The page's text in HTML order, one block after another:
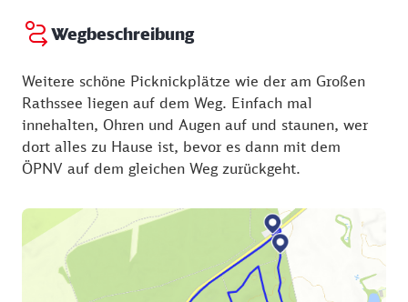
Wegbeschreibung
Weitere schöne Picknickplätze wie der am Großen
Rathssee liegen auf dem Weg. Einfach mal
innehalten, Ohren und Augen auf und staunen, wer
dort alles zu Hause ist, bevor es dann mit dem
ÖPNV auf dem gleichen Weg zurückgeht.